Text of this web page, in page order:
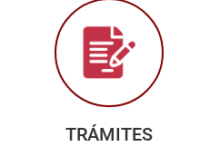
TRÁMITES